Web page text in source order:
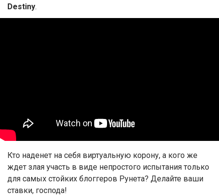
Destiny.
Кто наденет на себя виртуальную корону, а кого же
ждет злая участь в виде непростого испытания только
для самых стойких блоггеров Рунета? Делайте ваши
ставки, господа!